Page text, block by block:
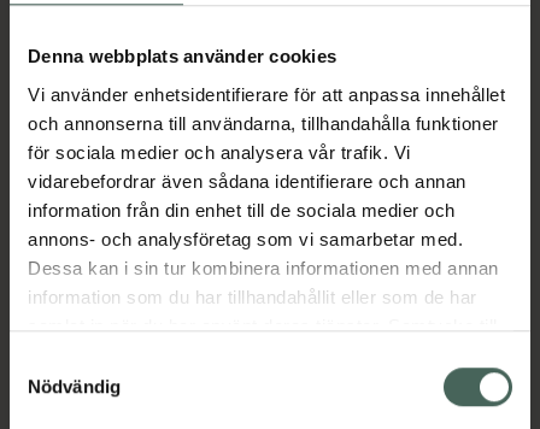
Denna webbplats använder cookies
Vi använder enhetsidentifierare för att anpassa innehållet
och annonserna till användarna, tillhandahålla funktioner
för sociala medier och analysera vår trafik. Vi
vidarebefordrar även sådana identifierare och annan
information från din enhet till de sociala medier och
annons- och analysföretag som vi samarbetar med.
Dessa kan i sin tur kombinera informationen med annan
information som du har tillhandahållit eller som de har
samlat in när du har använt deras tjänster. Samtycke till
återkalla ditt samtycke via webbplatsens
cookieinställningar. Ett återkallat samtycke påverkar inte
Nödvändig
Köp via ditt recept
Aktuella erbjudanden
Beskrivning Dölj
EAN:05712440016804